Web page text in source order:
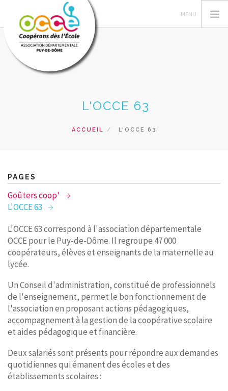
GERER SA COOPERATIVE
RECHERCHER
L'OCCE 63
ACCUEIL L'OCCE 63
PAGES
Goûters coop'
L'OCCE 63
L'OCCE 63 correspond à l'association départementale
OCCE pour le Puy-de-Dôme. Il regroupe 47 000
coopérateurs, élèves et enseignants de la maternelle au
lycée.
Un Conseil d'administration, constitué de professionnels
de l'enseignement, permet le bon fonctionnement de
l'association en proposant actions pédagogiques,
accompagnement à la gestion de la coopérative scolaire
et aides pédagogique et financière.
Deux salariés sont présents pour répondre aux demandes
quotidiennes qui émanent des écoles et des
établissements scolaires :